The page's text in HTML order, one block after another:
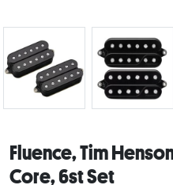
Fluence, Tim
Core, 6st Set